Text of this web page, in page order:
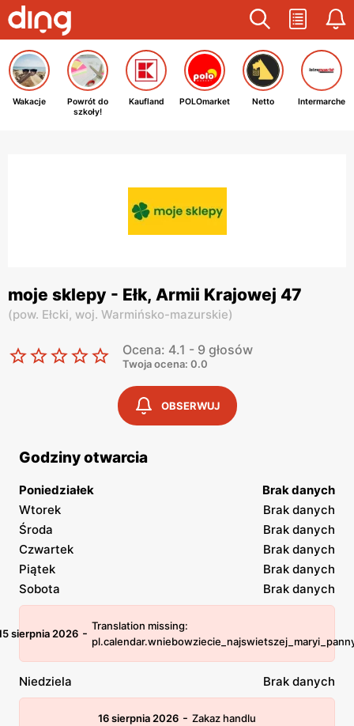
Wakacje
Powrót do
szkoły!
Kaufland POLOmarket Netto Intermarche
moje sklepy - Ełk, Armii Krajowej 47
(pow. Ełcki, woj. Warmińsko-mazurskie)
Ocena: 4.1 - 9 głosów
Twoja ocena: 0.0
OBSERWUJ
Godziny otwarcia
Poniedziałek
Brak danych
Wtorek
Brak danych
Środa
Brak danych
Czwartek
Brak danych
Piątek
Brak danych
Sobota
Brak danych
sierpnia 2026 - Translation missing:
Niedziela Brak danych
16 sierpnia 2026 - Zakaz handlu